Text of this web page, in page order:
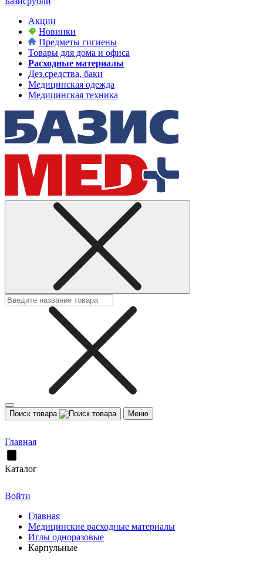
Акции
Новинки
Предметы гигиены
Товары для дома и офиса
Расходные материалы
Дез.средства, баки
Медицинская одежда
Медицинская техника
Поиск товара Меню
Главная
Каталог
Войти
Главная
Медицинские расходные материалы
Иглы одноразовые
Карпульные